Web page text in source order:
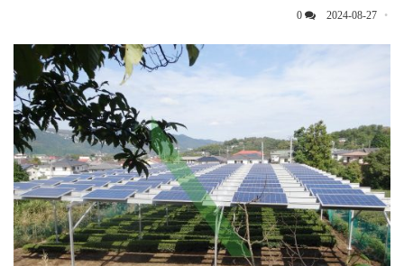
2024-08-27
0